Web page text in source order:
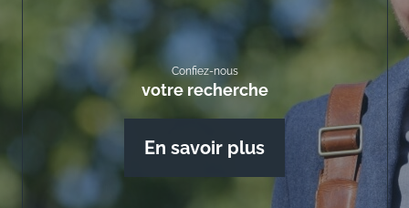
Confiez-nous
votre recherche
En savoir plus